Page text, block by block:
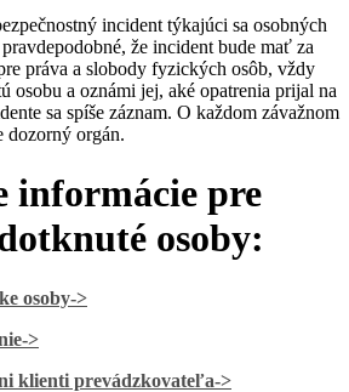
incident týkajúci sa osobných
že incident bude mať za
práva a slobody fyzických osôb, vždy
osobu a oznámi jej, aké opatrenia prijal na
sa spíše záznam. O každom závažnom
dozorný orgán.
pre
osoby:
osoby->
->
klienti prevádzkovateľa->